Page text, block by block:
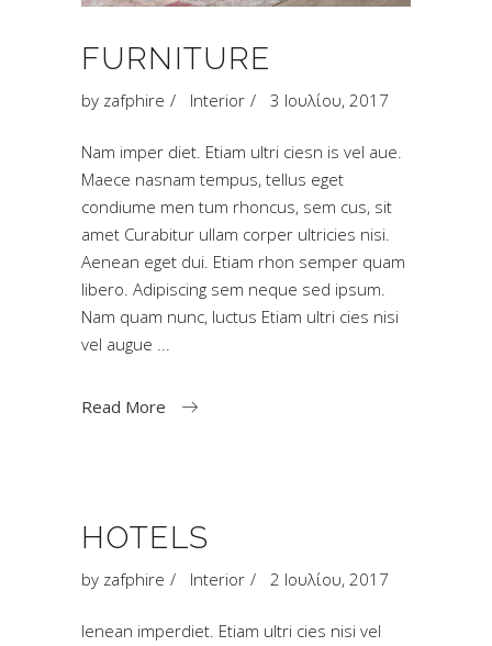
FURNITURE
by zafphire Interior 3 Ιουλίου, 2017
Nam imper diet. Etiam ultri ciesn is vel aue.
Maece nasnam tempus, tellus eget
condiume men tum rhoncus, sem cus, sit
amet Curabitur ullam corper ultricies nisi.
Aenean eget dui. Etiam rhon semper quam
libero. Adipiscing sem neque sed ipsum.
Nam quam nunc, luctus Etiam ultri cies nisi
vel augue
Read More
HOTELS
by zafphire Interior 2 Ιουλίου, 2017
Ienean imperdiet. Etiam ultri cies nisi vel